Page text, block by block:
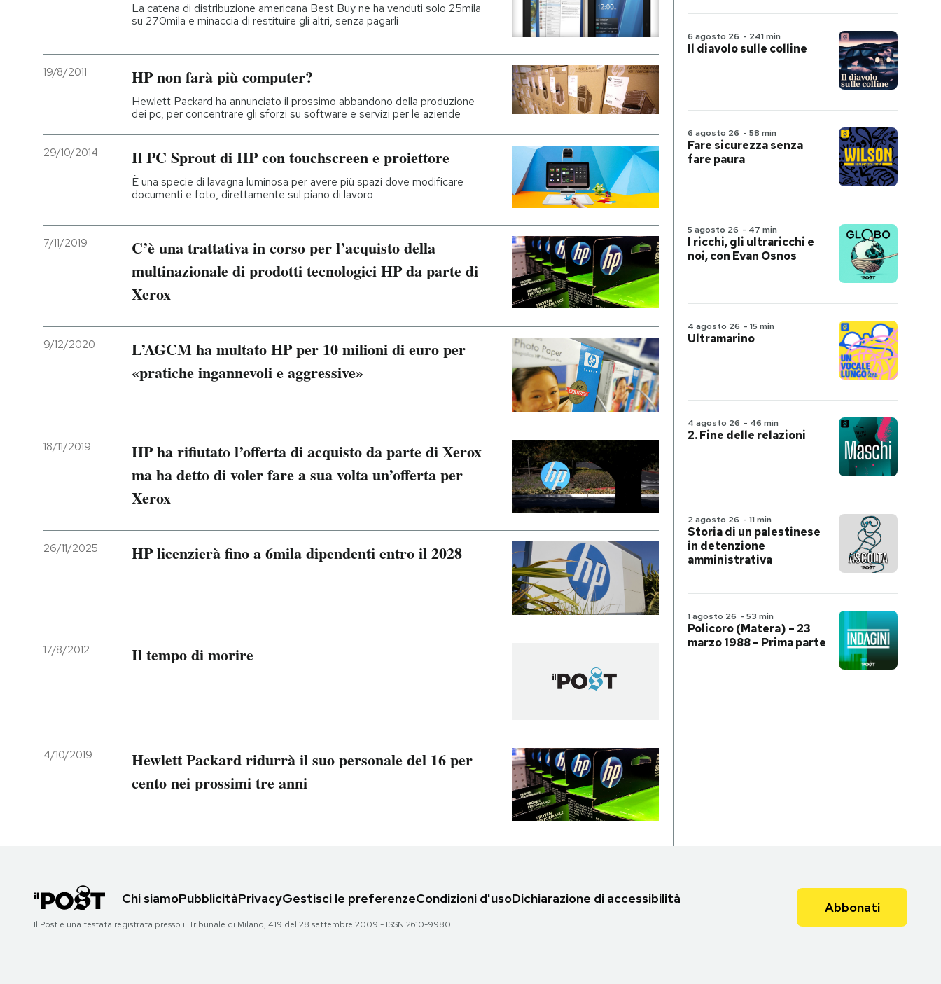
La catena di distribuzione americana Best Buy ne ha venduti solo 25mila
su 270mila e minaccia di restituire gli altri, senza pagarli
19/8/2011 HP non farà più computer?
Hewlett Packard ha annunciato il prossimo abbandono della produzione
dei pc, per concentrare gli sforzi su software e servizi per le aziende
29/10/2014 Il PC Sprout di HP con touchscreen e proiettore
È una specie di lavagna luminosa per avere più spazi dove modificare
documenti e foto, direttamente sul piano di lavoro
7/11/2019
C’è una trattativa in corso per l’acquisto della
multinazionale di prodotti tecnologici HP da parte di
Xerox
9/12/2020
L’AGCM ha multato HP per 10 milioni di euro per
«pratiche ingannevoli e aggressive»
18/11/2019
HP ha rifiutato l’offerta di acquisto da parte di Xerox
ma ha detto di voler fare a sua volta un’offerta per
Xerox
26/11/2025 HP licenzierà fino a 6mila dipendenti entro il 2028
17/8/2012 Il tempo di morire
4/10/2019
Hewlett Packard ridurrà il suo personale del 16 per
cento nei prossimi tre anni
6 agosto 26 - 241 min
Il diavolo sulle colline
6 agosto 26 - 58 min
Fare sicurezza senza
fare paura
5 agosto 26 - 47 min
I ricchi, gli ultraricchi e
noi, con Evan Osnos
4 agosto 26 - 15 min
Ultramarino
4 agosto 26 - 46 min
2. Fine delle relazioni
2 agosto 26 - 11 min
Storia di un palestinese
in detenzione
amministrativa
1 agosto 26 - 53 min
Policoro (Matera) – 23
marzo 1988 – Prima parte
Chi siamoPubblicitàPrivacyGestisci le preferenzeCondizioni d'usoDichiarazione di accessibilità
Il Post è una testata registrata presso il Tribunale di Milano, 419 del 28 settembre 2009 - ISSN 2610-9980
Abbonati